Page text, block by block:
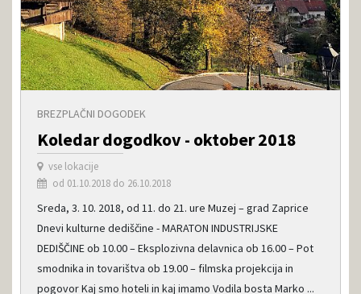
BREZPLAČNI DOGODEK
Koledar dogodkov - oktober 2018
vse lokacije
od 01.10.2018 do 26.10.2018
Sreda, 3. 10. 2018, od 11. do 21. ure Muzej – grad Zaprice
Dnevi kulturne dediščine - MARATON INDUSTRIJSKE
DEDIŠČINE ob 10.00 – Eksplozivna delavnica ob 16.00 – Pot
smodnika in tovarištva ob 19.00 – filmska projekcija in
pogovor Kaj smo hoteli in kaj imamo Vodila bosta Marko ...